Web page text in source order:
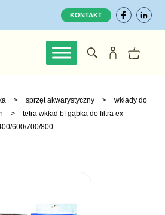
KONTAKT
> sprzęt akwarystyczny >
wkłady do
>
tetra wkład bf gąbka do filtra ex
600/700/800